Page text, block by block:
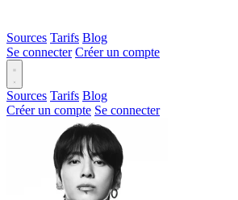
Sources Tarifs Blog
Se connecter Créer un compte
Sources Tarifs Blog
Créer un compte Se connecter